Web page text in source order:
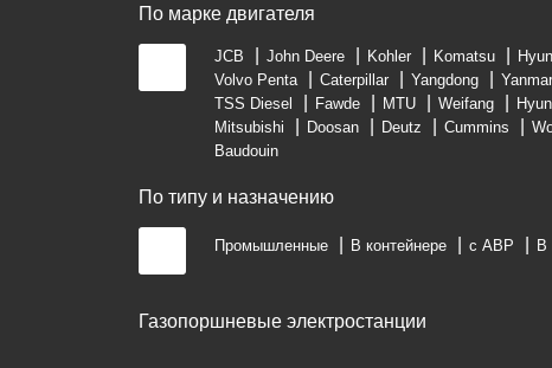
По марке двигателя
JCB John Deere Kohler Komatsu
Volvo Penta
Caterpillar Yangdong Yanmar
TSS Diesel
Fawde MTU Weifang
Mitsubishi
Doosan Deutz Cummins
Baudouin
По типу и назначению
Промышленные В контейнере с АВР В
Газопоршневые электростанции